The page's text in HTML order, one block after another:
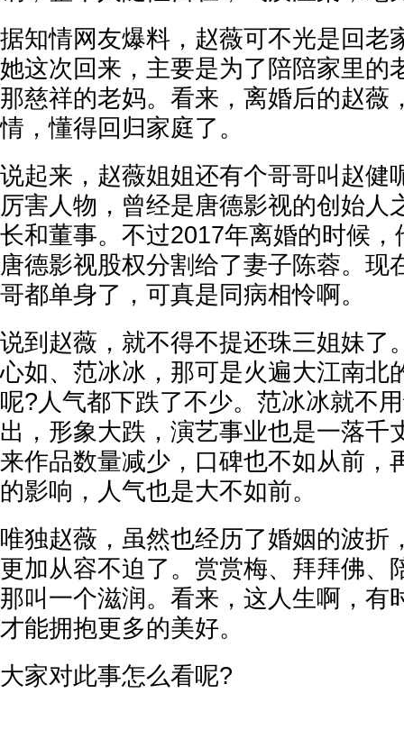
据知情网友爆料，赵薇可不光是回老
她这次回来，主要是为了陪陪家里的
那慈祥的老妈。看来，离婚后的赵薇
情，懂得回归家庭了。
说起来，赵薇姐姐还有个哥哥叫赵健
厉害人物，曾经是唐德影视的创始人
长和董事。不过2017年离婚的时候
唐德影视股权分割给了妻子陈蓉。现
哥都单身了，可真是同病相怜啊。
说到赵薇，就不得不提还珠三姐妹了
心如、范冰冰，那可是火遍大江南北
呢?人气都下跌了不少。范冰冰就不
出，形象大跌，演艺事业也是一落千
来作品数量减少，口碑也不如从前，
的影响，人气也是大不如前。
唯独赵薇，虽然也经历了婚姻的波折
更加从容不迫了。赏赏梅、拜拜佛、
那叫一个滋润。看来，这人生啊，有
才能拥抱更多的美好。
大家对此事怎么看呢?